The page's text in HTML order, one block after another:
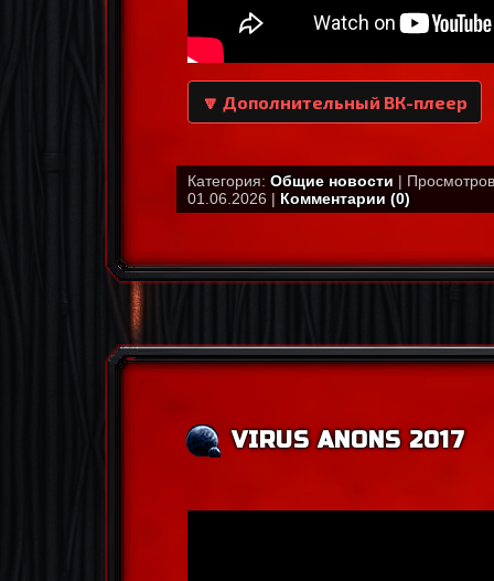
🔽 Дополнительный ВК-плеер
Категория: Общие новости |
01.06.2026 | Комментарии (0)
VIRUS ANONS 2017